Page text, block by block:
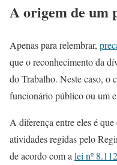
A origem de um
Apenas para relembrar,
que o reconhecimento da
do Trabalho. Neste caso, o
funcionário público ou um
A diferença entre eles é
atividades regidas pelo
de acordo com a lei nº